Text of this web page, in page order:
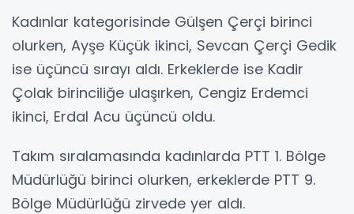
Kadınlar kategorisinde Gülşen Çerçi birinci
olurken, Ayşe Küçük ikinci, Sevcan Çerçi Gedik
ise üçüncü sırayı aldı. Erkeklerde ise Kadir
Çolak birinciliğe ulaşırken, Cengiz Erdemci
ikinci, Erdal Acu üçüncü oldu.
Takım sıralamasında kadınlarda PTT 1. Bölge
Müdürlüğü birinci olurken, erkeklerde PTT 9.
Bölge Müdürlüğü zirvede yer aldı.